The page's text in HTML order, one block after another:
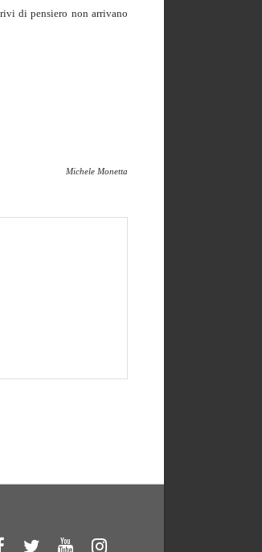
di pensiero non arrivano
Michele Monetta